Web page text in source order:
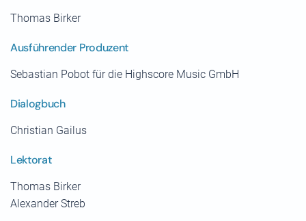
Thomas Birker
Ausführender Produzent
Sebastian Pobot für die Highscore Music GmbH
Dialogbuch
Christian Gailus
Lektorat
Thomas Birker
Alexander Streb